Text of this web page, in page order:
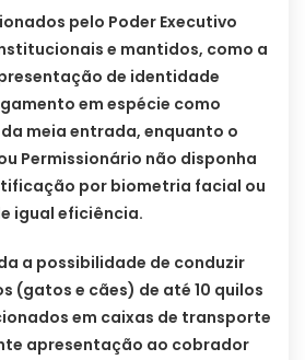
pelo Poder Executivo
e mantidos, como a
de identidade
em espécie como
meia entrada, enquanto o
Permissionário não disponha
por biometria facial ou
igual eficiência.
a possibilidade de conduzir
(gatos e cães) de até 10 quilos
em caixas de transporte
apresentação ao cobrador